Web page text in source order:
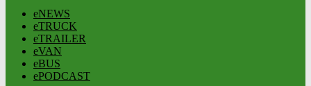
eNEWS
eTRUCK
eTRAILER
eVAN
eBUS
ePODCAST